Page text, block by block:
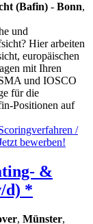
(Bafin) - Bonn,
und
Hier arbeiten
europäischen
mit Ihren
und IOSCO
für die
Positionen auf
&
d) *
, Münster,